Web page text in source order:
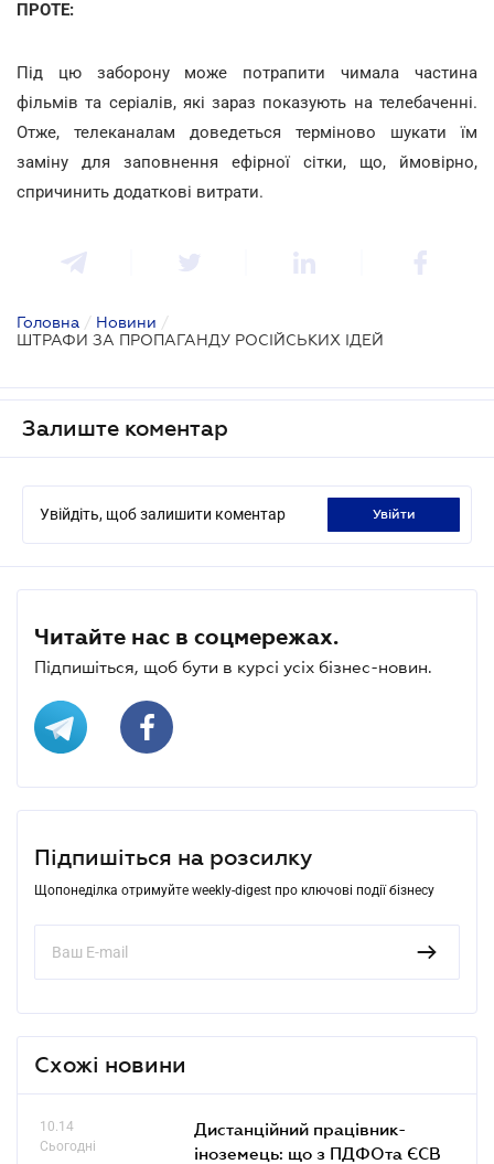
ПРОТЕ:
Під цю заборону може потрапити чимала частина
фільмів та серіалів, які зараз показують на телебаченні.
Отже, телеканалам доведеться терміново шукати їм
заміну для заповнення ефірної сітки, що, ймовірно,
спричинить додаткові витрати.
Головна / Новини /
ШТРАФИ ЗА ПРОПАГАНДУ РОСІЙСЬКИХ ІДЕЙ
Залиште коментар
Увійдіть, щоб залишити коментар увійти
Читайте нас в соцмережах.
Підпишіться, щоб бути в курсі усіх бізнес-новин.
Підпишіться на розсилку
Щопонеділка отримуйте weekly-digest про ключові події бізнесу
Схожі новини
10.14
Сьогодні
Дистанційний працівник-
іноземець: що з ПДФОта ЄСВ